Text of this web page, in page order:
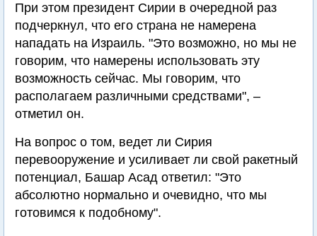
При этом президент Сирии в очередной раз
подчеркнул, что его страна не намерена
нападать на Израиль. "Это возможно, но мы не
говорим, что намерены использовать эту
возможность сейчас. Мы говорим, что
располагаем различными средствами", –
отметил он.
На вопрос о том, ведет ли Сирия
перевооружение и усиливает ли свой ракетный
потенциал, Башар Асад ответил: "Это
абсолютно нормально и очевидно, что мы
готовимся к подобному".